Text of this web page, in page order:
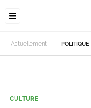
Actuellement POLITIQUE
CULTURE